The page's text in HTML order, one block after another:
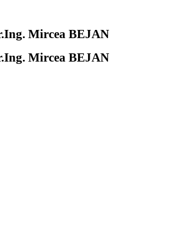
Mircea BEJAN
Mircea BEJAN